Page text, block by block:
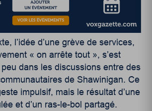
l’idée d’une grève de services,
« on arrête tout », s’est
dans les discussions entre des
de Shawinigan. Ce
impulsif, mais le résultat d’une
et d’un ras-le-bol partagé.